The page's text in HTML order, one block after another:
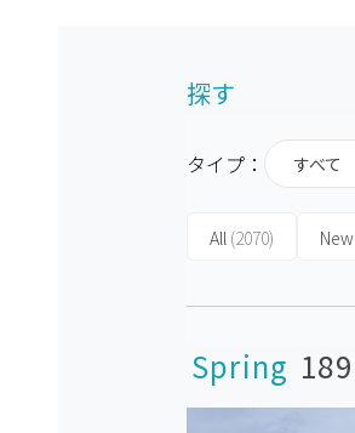
探す
タイプ： すべて
All (2070) New
Spring 189